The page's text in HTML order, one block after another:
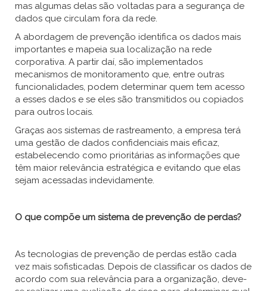
mas algumas delas são voltadas para a segurança de
dados que circulam fora da rede.
A abordagem de prevenção identifica os dados mais
importantes e mapeia sua localização na rede
corporativa. A partir daí, são implementados
mecanismos de monitoramento que, entre outras
funcionalidades, podem determinar quem tem acesso
a esses dados e se eles são transmitidos ou copiados
para outros locais.
Graças aos sistemas de rastreamento, a empresa terá
uma gestão de dados confidenciais mais eficaz,
estabelecendo como prioritárias as informações que
têm maior relevância estratégica e evitando que elas
sejam acessadas indevidamente.
O que compõe um sistema de prevenção de perdas?
As tecnologias de prevenção de perdas estão cada
vez mais sofisticadas. Depois de classificar os dados de
acordo com sua relevância para a organização, deve-